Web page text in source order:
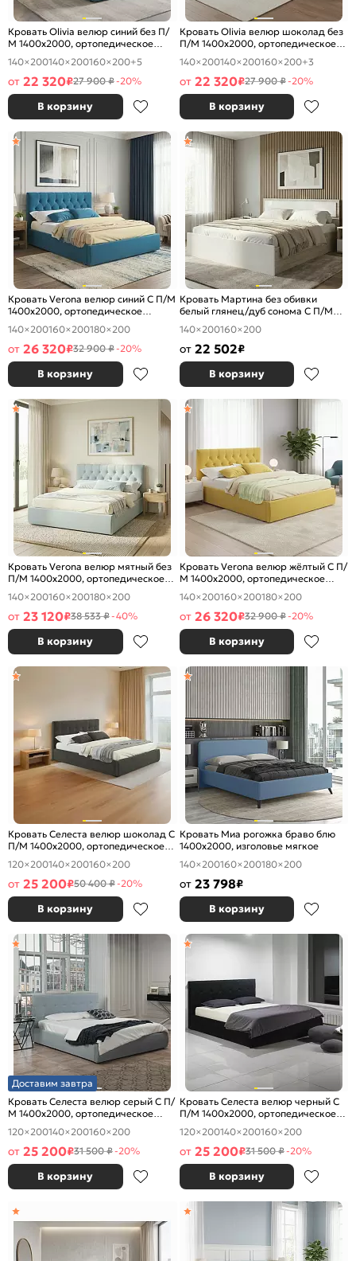
Кровать Olivia велюр синий без П/
М 1400x2000, ортопедическое
основание, изголовье мягкое
140×200140×200160×200+5
от 22 320₽27 900 ₽-20%
В корзину
Кровать Olivia велюр шоколад без
П/М 1400x2000, ортопедическое
основание, изголовье мягкое
140×200140×200160×200+3
от 22 320₽27 900 ₽-20%
В корзину
Кровать Verona велюр синий С П/М
1400x2000, ортопедическое
основание, изголовье мягкое
140×200160×200180×200
от 26 320₽32 900 ₽-20%
В корзину
Кровать Мартина без обивки
белый глянец/дуб сонома С П/М
1400x2000, ортопедическое
основание, изголовье жесткое
140×200160×200
от 22 502₽
В корзину
Кровать Verona велюр мятный без
П/М 1400x2000, ортопедическое
основание, изголовье мягкое
140×200160×200180×200
от 23 120₽38 533 ₽-40%
В корзину
Кровать Verona велюр жёлтый С П/
М 1400x2000, ортопедическое
основание, изголовье мягкое
140×200160×200180×200
от 26 320₽32 900 ₽-20%
В корзину
Кровать Селеста велюр шоколад С
П/М 1400x2000, ортопедическое
основание, изголовье мягкое
120×200140×200160×200
от 25 200₽50 400 ₽-20%
В корзину
Кровать Миа рогожка браво блю
1400x2000, изголовье мягкое
140×200160×200180×200
от 23 798₽
В корзину
Доставим завтра
Кровать Селеста велюр серый С П/
М 1400x2000, ортопедическое
основание, изголовье мягкое
120×200140×200160×200
от 25 200₽31 500 ₽-20%
В корзину
Кровать Селеста велюр черный С
П/М 1400x2000, ортопедическое
основание, изголовье мягкое
120×200140×200160×200
от 25 200₽31 500 ₽-20%
В корзину